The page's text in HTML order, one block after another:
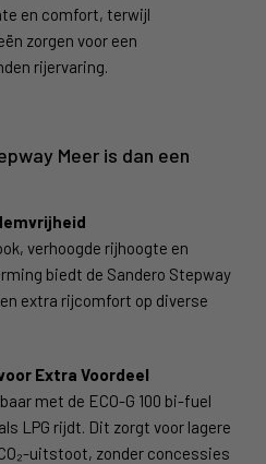
en comfort, terwijl
zorgen voor een
rijervaring.
Meer is dan een
verhoogde rijhoogte en
biedt de Sandero Stepway
extra rijcomfort op diverse
Extra Voordeel
met de ECO-G 100 bi-fuel
LPG rijdt. Dit zorgt voor lagere
uitstoot, zonder concessies